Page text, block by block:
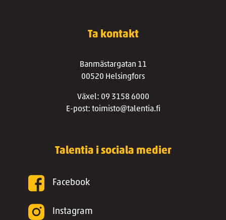
Ta kontakt
Banmästargatan 11
00520 Helsingfors
Växel: 09 3158 6000
E-post: toimisto@talentia.fi
Talentia i sociala medier
Facebook
Instagram